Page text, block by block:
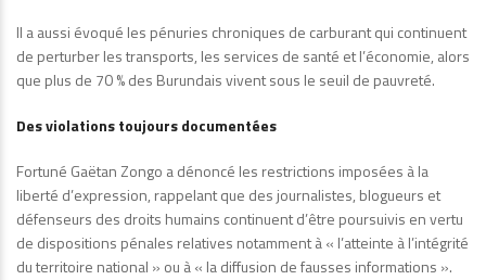
Il a aussi évoqué les pénuries chroniques de carburant qui continuent
de perturber les transports, les services de santé et l’économie, alors
que plus de 70 % des Burundais vivent sous le seuil de pauvreté.
Des violations toujours documentées
Fortuné Gaëtan Zongo a dénoncé les restrictions imposées à la
liberté d’expression, rappelant que des journalistes, blogueurs et
défenseurs des droits humains continuent d’être poursuivis en vertu
de dispositions pénales relatives notamment à « l’atteinte à l’intégrité
du territoire national » ou à « la diffusion de fausses informations ».